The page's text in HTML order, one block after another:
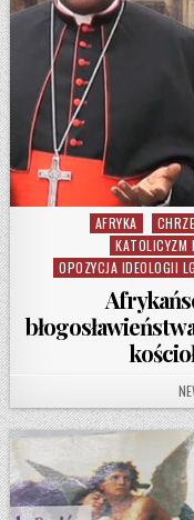
Posted in
AFRYKA
KATOLICYZM
OPOZYCJA IDEOLOGII